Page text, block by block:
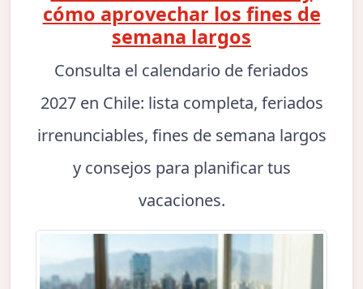
cómo aprovechar los fines de
semana largos
Consulta el calendario de feriados
2027 en Chile: lista completa, feriados
irrenunciables, fines de semana largos
y consejos para planificar tus
vacaciones.